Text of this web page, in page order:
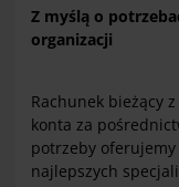
Z myślą o
organizacji
Rachunek bieżący
konta za
potrzeby
najlepszych